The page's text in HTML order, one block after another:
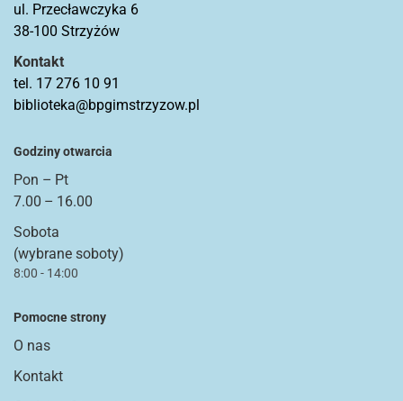
ul. Przecławczyka 6
38-100 Strzyżów
Kontakt
tel. 17 276 10 91
biblioteka@bpgimstrzyzow.pl
Godziny otwarcia
Pon – Pt
7.00 – 16.00
Sobota
(wybrane soboty)
8:00 - 14:00
Pomocne strony
O nas
Kontakt